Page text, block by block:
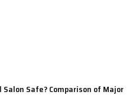
Safe? Comparison of Major